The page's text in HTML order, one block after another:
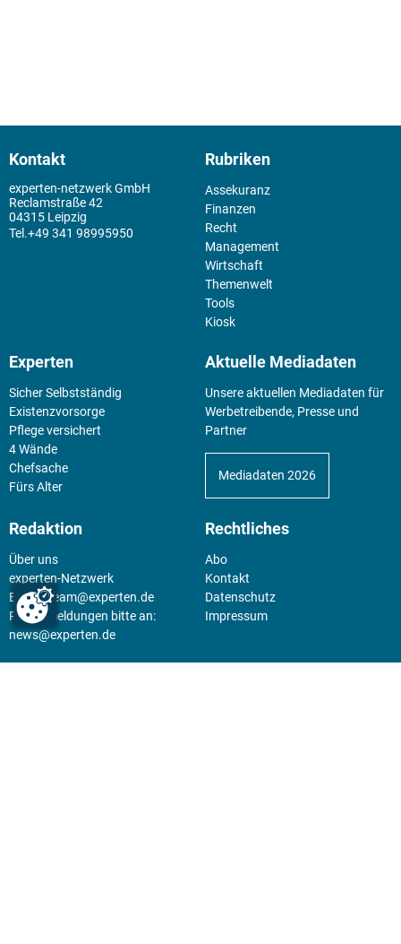
Kontakt
experten-netzwerk GmbH
Reclamstraße 42
04315 Leipzig
+49 341 98995950
Rubriken
Assekuranz
Finanzen
Recht
Management
Wirtschaft
Themenwelt
Tools
Kiosk
Experten
Sicher Selbstständig
Existenz­vorsorge
Pflege versichert
4 Wände
Chefsache
Fürs Alter
Aktuelle Mediadaten
Unsere aktuellen Mediadaten für
Werbetreibende, Presse und
Partner
Mediadaten 2026
Redaktion
Über uns
experten-Netzwerk
E-Mail:team@experten.de
Pressemeldungen bitte an:
news@experten.de
Rechtliches
Abo
Kontakt
Datenschutz
Impressum